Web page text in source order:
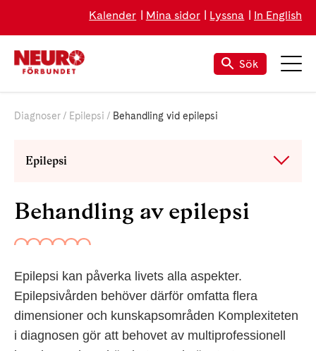
Kalender Mina sidor Lyssna In English
Sök
Diagnoser Epilepsi Behandling vid epilepsi
Epilepsi
Behandling av epilepsi
Epilepsi kan påverka livets alla aspekter.
Epilepsivården behöver därför omfatta flera
dimensioner och kunskapsområden Komplexiteten
i diagnosen gör att behovet av multiprofessionell